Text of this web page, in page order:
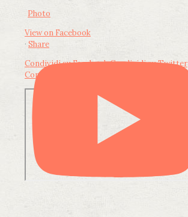
Photo
View on Facebook
· Share
Condividi su FacebookCondividi su Twitter
Condividi su LinkedIn